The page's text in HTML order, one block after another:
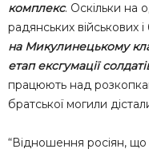
комплекс. Оскільки на
радянських військових і
на Микулинецькому
етап ексгумації
працюють над
братської могили
“Відношення росіян, що